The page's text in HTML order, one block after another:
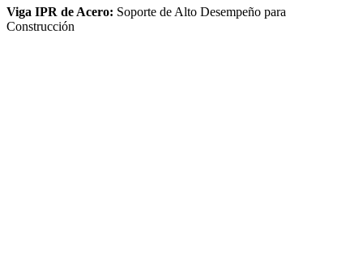
Viga IPR de Acero: Soporte de Alto Desempeño para
Construcción